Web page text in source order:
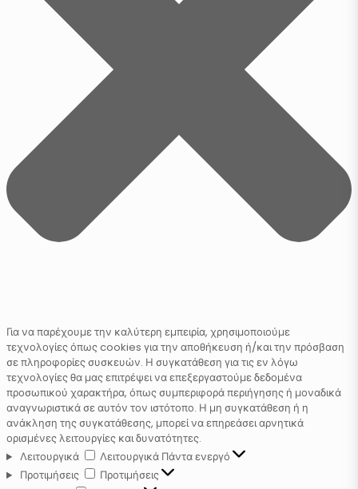
Για να παρέχουμε την καλύτερη εμπειρία, χρησιμοποιούμε
τεχνολογίες όπως cookies για την αποθήκευση ή/και την πρόσβαση
σε πληροφορίες συσκευών. Η συγκατάθεση για τις εν λόγω
τεχνολογίες θα μας επιτρέψει να επεξεργαστούμε δεδομένα
προσωπικού χαρακτήρα, όπως συμπεριφορά περιήγησης ή μοναδικά
αναγνωριστικά σε αυτόν τον ιστότοπο. Η μη συγκατάθεση ή η
ανάκληση της συγκατάθεσης, μπορεί να επηρεάσει αρνητικά
ορισμένες λειτουργίες και δυνατότητες.
Λειτουργικά
Λειτουργικά Πάντα ενεργό
Προτιμήσεις
Προτιμήσεις